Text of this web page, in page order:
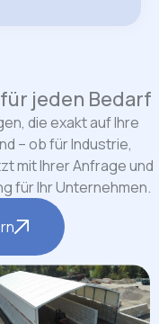
für jeden Bedarf
die exakt auf Ihre
– ob für Industrie,
mit Ihrer Anfrage und
für Ihr Unternehmen.